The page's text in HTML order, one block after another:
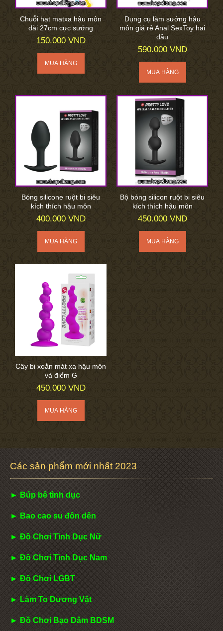
Chuỗi hạt matxa hậu môn
dài 27cm cực sướng
150.000 VND
Dụng cụ làm sướng hậu
môn giá rẻ Anal SexToy hai
đầu
590.000 VND
Bóng silicone ruột bi siêu
kích thích hậu môn
400.000 VND
Bộ bóng silicon ruột bi siêu
kích thích hậu môn
450.000 VND
Cây bi xoắn mát xa hậu môn
và điểm G
450.000 VND
Các sản phẩm mới nhất 2023
► Búp bê tình dục
► Bao cao su đôn dên
► Đồ Chơi Tình Dục Nữ
► Đồ Chơi Tình Dục Nam
► Đồ Chơi LGBT
► Làm To Dương Vật
► Đồ Chơi Bạo Dâm BDSM